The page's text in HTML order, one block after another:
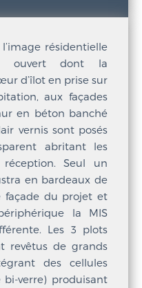
résidentielle
ouvert dont la
d’îlot en prise sur
aux façades
en béton banché
vernis sont posés
abritant les
Seul un
en bardeaux de
façade du projet et
la MIS
Les 3 plots
revêtus de grands
des cellules
bi-verre) produisant